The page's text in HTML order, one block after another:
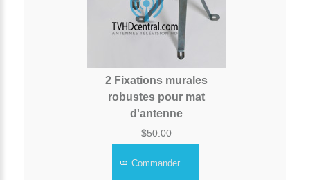
2 Fixations murales
robustes pour mat
d'antenne
$50.00
Commander